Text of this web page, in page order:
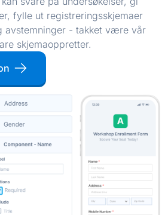
fylle ut registreringsskjemaer
avstemninger - takket være vår
skjemaoppretter.